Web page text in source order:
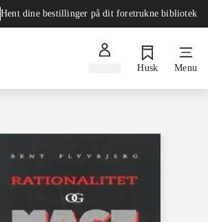
Hent dine bestillinger på dit foretrukne bibliotek
Husk Menu